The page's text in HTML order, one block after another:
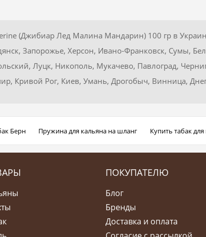
(Джибиар Лед Малина Мандарин) 100 гр в
Запорожье, Херсон, Ивано-Франковск, Сумы,
Луцк, Никополь, Мукачево, Павлоград,
Кривой Рог, Киев, Умань, Дрогобыч, Винница,
Берн Пружина для кальяна на шланг Купить табак
ПОКУПАТЕЛЮ
Блог
Бренды
Доставка и оплата